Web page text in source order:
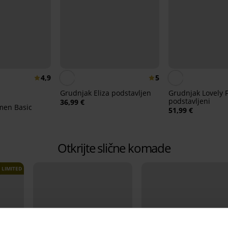
4,9
Basic
5
Grudnjak Eliza podstavljen
36,99 €
Grudnjak Lovely
podstavljeni
51,99 €
Otkrijte slične komade
LIMITED